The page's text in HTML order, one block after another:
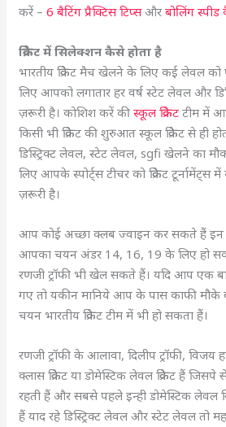
करें –6 बैटिंग प्रैक्टिस टिप्सऔरबोलिंग
क्रिकेट में सिलेक्शन कैसे होता है
भारतीय क्रिकेट मैच खेलने के लिए कई लेवल को
लिए आपको लगातार हर वर्ष स्टेट लेवल और
ज़रूरी है। कोशिश करें कीस्कूल क्रिकेट टीम में
किसी भी क्रिकेट की शुरुआत स्कूल क्रिकेट से ही
डिस्ट्रिक्ट लेवल, स्टेट लेवल, sgfi खेलने का
लिए आपके स्पोर्ट्स टीचर को क्रिकेट टूर्नामेंट्स
ज़रूरी है।
आप कोई अच्छा क्लब ज्वाइन कर सकते हैं इन
आपका चयन अंडर 14, 16, 19 के लिए हो
रणजी ट्रॉफी भी खेल सकते हैं। यदि आप एक
गए तो यकीन मानिये आप के पास काफी
चयन भारतीय क्रिकेट टीम में भी हो सकता हैं।
रणजी ट्रॉफी के आलावा, दिलीप ट्रॉफी, विजय
क्लास क्रिकेट या डोमेस्टिक लेवल क्रिकेट हैं
रहती हैं और सबसे पहले इन्ही डोमेस्टिक लेवल
हैं याद रहे डिस्ट्रिक्ट लेवल और स्टेट लेवल तो